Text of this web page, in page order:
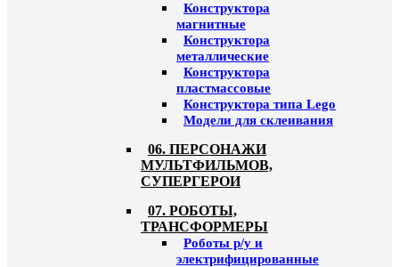
Конструктора
магнитные
Конструктора
металлические
Конструктора
пластмассовые
Конструктора типа Lego
Модели для склеивания
06. ПЕРСОНАЖИ
МУЛЬТФИЛЬМОВ,
СУПЕРГЕРОИ
07. РОБОТЫ,
ТРАНСФОРМЕРЫ
Роботы р/у и
электрифицированные